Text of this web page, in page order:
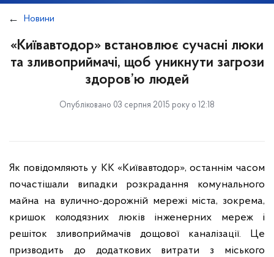
Новини
«Київавтодор» встановлює сучасні люки
та зливоприймачі, щоб уникнути загрози
здоров’ю людей
Опубліковано 03 серпня 2015 року о 12:18
Як повідомляють у КК «Київавтодор», останнім часом
почастішали випадки розкрадання комунального
майна на вулично-дорожній мережі міста, зокрема,
кришок колодязних люків інженерних мереж і
решіток зливоприймачів дощової каналізації. Це
призводить до додаткових витрати з міського